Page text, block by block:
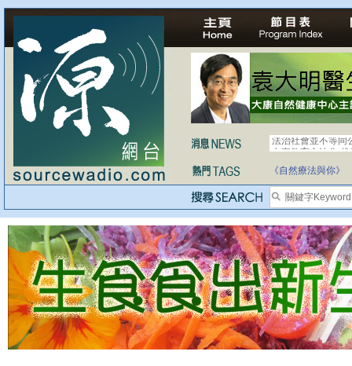
法治社會並不等同
自家教育合法化-
《自然療法與你》